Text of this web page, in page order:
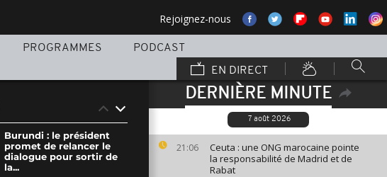
Rejoignez-nous
PROGRAMMES
PODCAST
EN DIRECT
DERNIÈRE MINUTE
7 août 2026
21:06
Ceuta : une ONG marocaine pointe
la responsabilité de Madrid et de
Rabat
Burundi : le président
promet de relancer le
dialogue pour sortir de
la...